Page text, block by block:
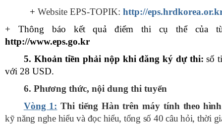
+ Website EPS-TOPIK: http://
+ Thông báo kết quả điểm thi cụ thể của
http://www.eps.go.kr
5. Khoản tiền phải nộp khi đăng ký dự thi:số
với 28 USD.
6. Phương thức, nội dung thi tuyển
Vòng 1: Thi tiếng Hàn trên máy tính theo
kỹ năng nghe hiểu và đọc hiểu, tổng số 40 câu hỏi, thời